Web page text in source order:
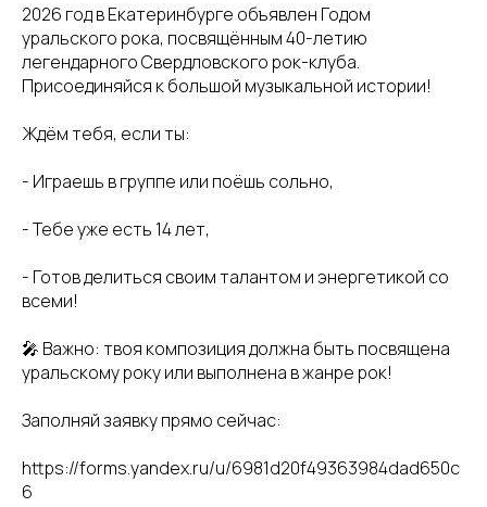
2026 год в Екатеринбурге объявлен Годом
уральского рока, посвящённым 40-летию
легендарного Свердловского рок-клуба.
Присоединяйся к большой музыкальной истории!
Ждём тебя, если ты:
- Играешь в группе или поёшь сольно,
- Тебе уже есть 14 лет,
- Готов делиться своим талантом и энергетикой со
всеми!
🎤 Важно: твоя композиция должна быть посвящена
уральскому року или выполнена в жанре рок!
Заполняй заявку прямо сейчас:
https://forms.yandex.ru/u/6981d20f49363984dad650c
6